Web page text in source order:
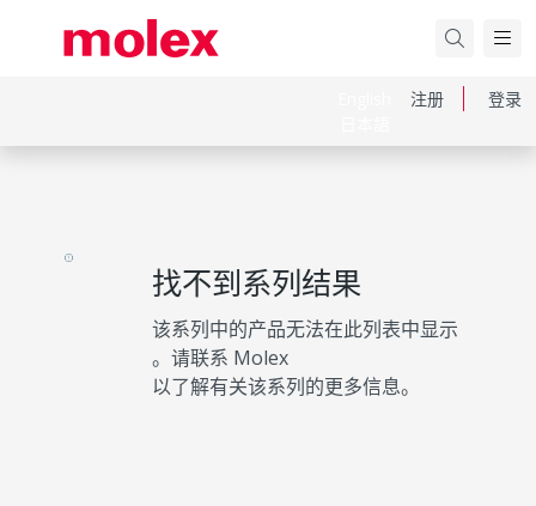
注册 登录
找不到系列结果
该系列中的产品无法在此列表中显示
。请联系 Molex
以了解有关该系列的更多信息。